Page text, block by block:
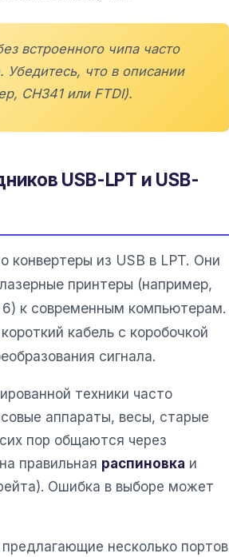
встроенного чипа часто
Убедитесь, что в описании
CH341 или FTDI).
USB-LPT и USB-
конвертеры из USB в LPT. Они
принтеры (например,
к современным компьютерам.
кабель с коробочкой
сигнала.
техники часто
аппараты, весы, старые
пор общаются через
правильная распиновка и
Ошибка в выборе может
несколько портов